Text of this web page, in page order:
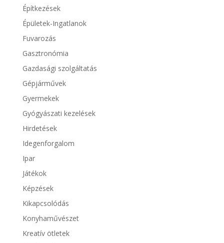
Építkezések
Épületek-Ingatlanok
Fuvarozás
Gasztronómia
Gazdasági szolgáltatás
Gépjárművek
Gyermekek
Gyógyászati kezelések
Hirdetések
Idegenforgalom
Ipar
Játékok
Képzések
Kikapcsolódás
Konyhaművészet
Kreatív ötletek